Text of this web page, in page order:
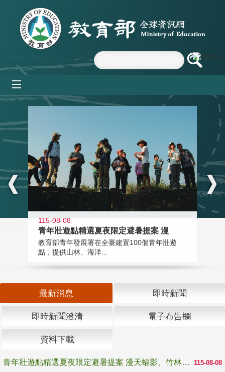
跳到主要內容區塊
:::
115-08-08
青年壯遊點精選夏夜限定避暑提案 漫
教育部青年發展署在全臺建置100個青年壯遊
點，提供山林、海洋...
最新消息 即時新聞
即時新聞澄清 電子布告欄
資料下載
115-08-08
青年壯遊點精選夏夜限定避暑提案 漫天蝠影、竹林尋蛙、茶香夜觀 邀青年暮色出發